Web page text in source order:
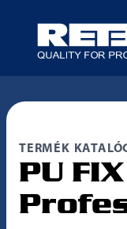
TERMÉK
PU FIX